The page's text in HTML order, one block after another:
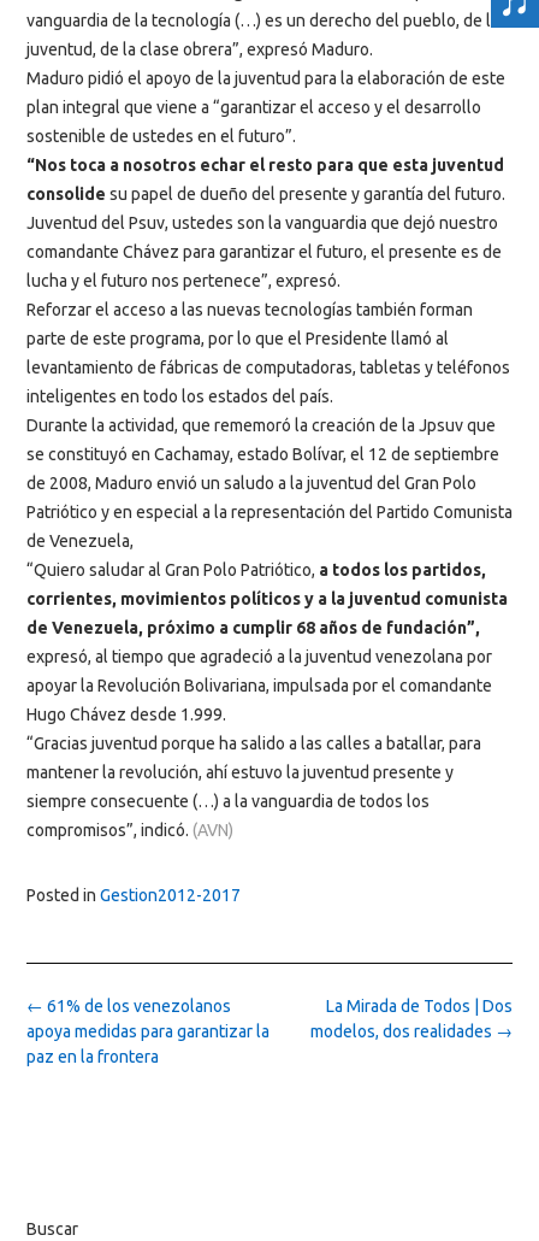
vanguardia de la tecnología (…) es un derecho del pueblo, de la
juventud, de la clase obrera”, expresó Maduro.
Maduro pidió el apoyo de la juventud para la elaboración de este
plan integral que viene a “garantizar el acceso y el desarrollo
sostenible de ustedes en el futuro”.
“Nos toca a nosotros echar el resto para que esta juventud
consolide su papel de dueño del presente y garantía del futuro.
Juventud del Psuv, ustedes son la vanguardia que dejó nuestro
comandante Chávez para garantizar el futuro, el presente es de
lucha y el futuro nos pertenece”, expresó.
Reforzar el acceso a las nuevas tecnologías también forman
parte de este programa, por lo que el Presidente llamó al
levantamiento de fábricas de computadoras, tabletas y teléfonos
inteligentes en todo los estados del país.
Durante la actividad, que rememoró la creación de la Jpsuv que
se constituyó en Cachamay, estado Bolívar, el 12 de septiembre
de 2008, Maduro envió un saludo a la juventud del Gran Polo
Patriótico y en especial a la representación del Partido Comunista
de Venezuela,
“Quiero saludar al Gran Polo Patriótico, a todos los partidos,
corrientes, movimientos políticos y a la juventud comunista
de Venezuela, próximo a cumplir 68 años de fundación”,
expresó, al tiempo que agradeció a la juventud venezolana por
apoyar la Revolución Bolivariana, impulsada por el comandante
Hugo Chávez desde 1.999.
“Gracias juventud porque ha salido a las calles a batallar, para
mantener la revolución, ahí estuvo la juventud presente y
siempre consecuente (…) a la vanguardia de todos los
compromisos”, indicó. (AVN)
Posted in Gestion2012-2017
Post
navigation
La Mirada de Todos | Dos
modelos, dos realidades →
← 61% de los venezolanos
apoya medidas para garantizar la
paz en la frontera
Buscar